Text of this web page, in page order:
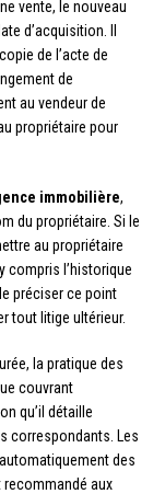
vente, le nouveau
d’acquisition. Il
de l’acte de
de
au vendeur de
propriétaire pour
immobilière,
du propriétaire. Si le
au propriétaire
compris l’historique
préciser ce point
tout litige ultérieur.
la pratique des
couvrant
qu’il détaille
correspondants. Les
des
aux